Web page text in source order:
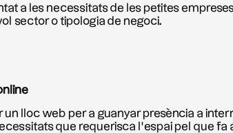
a les necessitats de les petites
sector o tipologia de negoci.
un lloc web per a guanyar presència a
que requerisca l’espai pel que fa